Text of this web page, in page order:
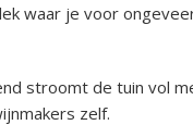
waar je voor
stroomt de tuin vol
zelf.